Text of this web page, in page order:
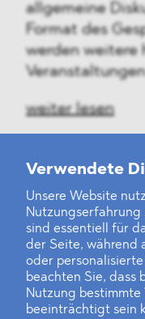
Verwendete
Unsere Website
Nutzungserfahrung
sind essentiell für
der Seite, während
oder
beachten Sie, dass
Nutzung
beeinträchtigt sein
allgemeine
Format des
werden weitere
weiter lesen
‹123536 37383940